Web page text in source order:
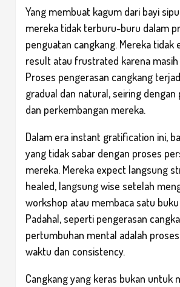
Yang membuat kagum dari bayi
mereka tidak terburu-buru dalam
penguatan cangkang. Mereka tidak
result atau frustrated karena
Proses pengerasan cangkang
gradual dan natural, seiring
dan perkembangan mereka.
Dalam era instant gratification ini,
yang tidak sabar dengan proses
mereka. Mereka expect langsung
healed, langsung wise setelah
workshop atau membaca satu
Padahal, seperti pengerasan
pertumbuhan mental adalah
waktu dan consistency.
Cangkang yang keras bukan untuk